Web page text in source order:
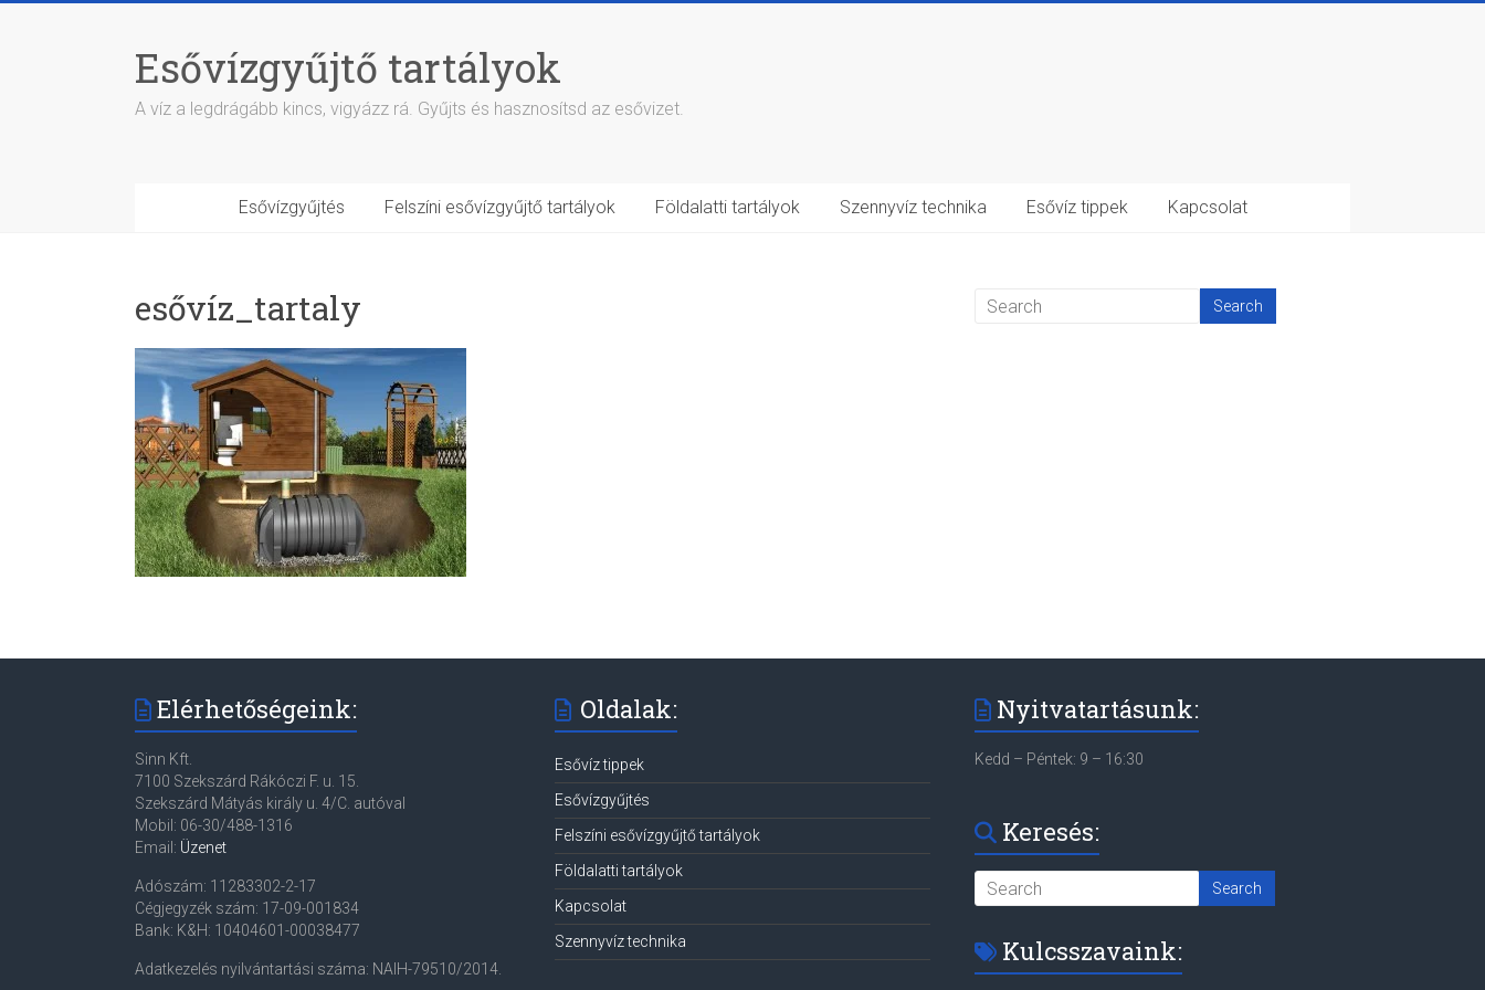
Esővízgyűjtő tartályok
A víz a legdrágább kincs, vigyázz rá. Gyűjts és hasznosítsd az esővizet.
Esővízgyűjtés Felszíni esővízgyűjtő tartályok Földalatti tartályok Szennyvíz technika Esővíz tippek Kapcsolat
esővíz_tartaly
Elérhetőségeink:
Sinn Kft.
7100 Szekszárd Rákóczi F. u. 15.
Szekszárd Mátyás király u. 4/C. autóval
Mobil: 06-30/488-1316
Email: Üzenet
Adószám: 11283302-2-17
Cégjegyzék szám: 17-09-001834
Bank: K&H: 10404601-00038477
Adatkezelés nyilvántartási száma: NAIH-79510/2014.
Oldalak:
Esővíz tippek
Esővízgyűjtés
Felszíni esővízgyűjtő tartályok
Földalatti tartályok
Kapcsolat
Szennyvíz technika
Nyitvatartásunk:
Kedd – Péntek: 9 – 16:30
Keresés:
Kulcsszavaink: